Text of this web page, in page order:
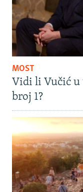
MOST
Vidi li Vučić
broj 1?